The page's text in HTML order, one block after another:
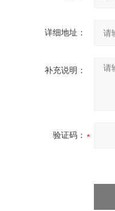
详细地址：
补充说明：
验证码：